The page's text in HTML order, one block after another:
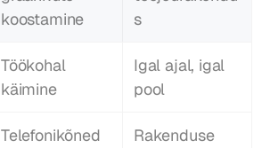
koostamine
s
Töökohal
käimine
Igal ajal, igal
pool
Telefonikõned
Rakenduse